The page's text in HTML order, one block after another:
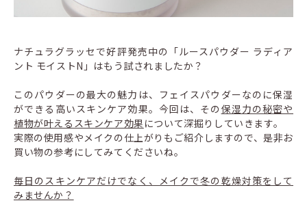
ナチュラグラッセで好評発売中の「ルースパウダー ラディア
ント モイストN」はもう試されましたか？
このパウダーの最大の魅力は、フェイスパウダーなのに保湿
ができる高いスキンケア効果。今回は、その 保湿力の秘密や
植物が叶えるスキンケア効果 について深掘りしていきます。
実際の使用感やメイクの仕上がりもご紹介しますので、是非お
買い物の参考にしてみてくださいね。
毎日のスキンケアだけでなく、メイクで冬の乾燥対策をして
みませんか？